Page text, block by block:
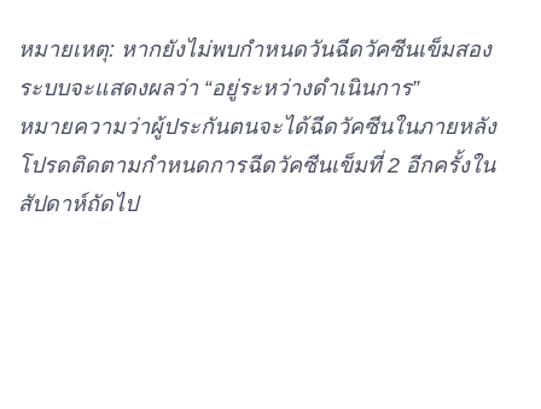
หมายเหตุ: หากยังไม่พบกำหนดวันฉีดวัคซีนเข็มสอง
ระบบจะแสดงผลว่า “อยู่ระหว่างดำเนินการ”
หมายความว่าผู้ประกันตนจะได้ฉีดวัคซีนในภายหลัง
โปรดติดตามกำหนดการฉีดวัคซีนเข็มที่ 2 อีกครั้งใน
สัปดาห์ถัดไป